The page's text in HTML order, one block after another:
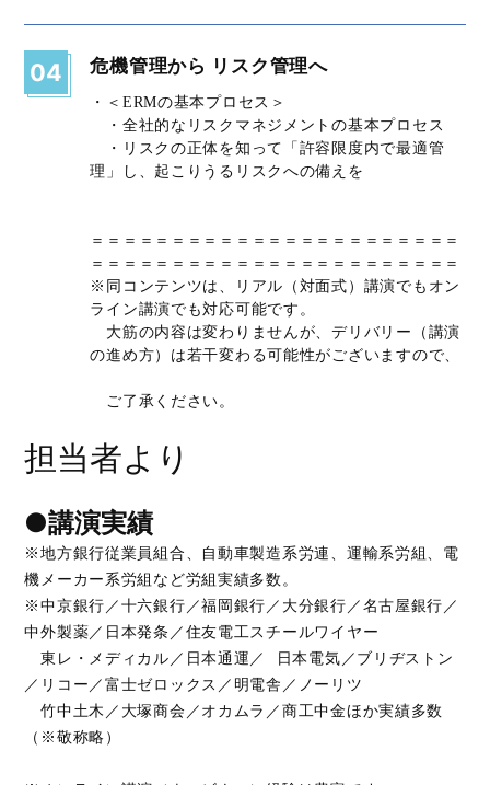
04 危機管理から リスク管理へ
・＜ERMの基本プロセス＞
・全社的なリスクマネジメントの基本プロセス
・リスクの正体を知って「許容限度内で最適管
理」し、起こりうるリスクへの備えを
＝＝＝＝＝＝＝＝＝＝＝＝＝＝＝＝＝＝＝＝＝＝＝
＝＝＝＝＝＝＝＝＝＝＝＝＝＝＝＝＝＝＝＝＝＝＝
※同コンテンツは、リアル（対面式）講演でもオン
ライン講演でも対応可能です。
大筋の内容は変わりませんが、デリバリー（講演
の進め方）は若干変わる可能性がございますので、
ご了承ください。
担当者より
●講演実績
※地方銀行従業員組合、自動車製造系労連、運輸系労組、電
機メーカー系労組など労組実績多数。
※中京銀行／十六銀行／福岡銀行／大分銀行／名古屋銀行／
中外製薬／日本発条／住友電工スチールワイヤー
東レ・メディカル／日本通運／ 日本電気／ブリヂストン
／リコー／富士ゼロックス／明電舎／ノーリツ
竹中土木／大塚商会／オカムラ／商工中金ほか実績多数
（※敬称略）